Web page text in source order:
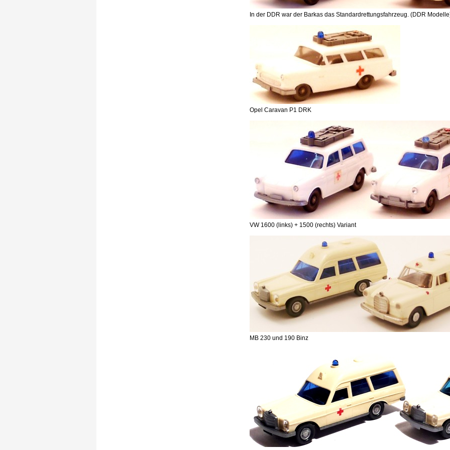
In der DDR war der Barkas das Standardrettungsfahrzeug. (DDR
Opel Caravan P1 DRK
VW 1600 (links) + 1500 (rechts) Variant
MB 230 und 190 Binz